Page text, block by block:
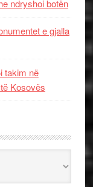
ndryshoi botën
e gjalla
takim në
Kosovës